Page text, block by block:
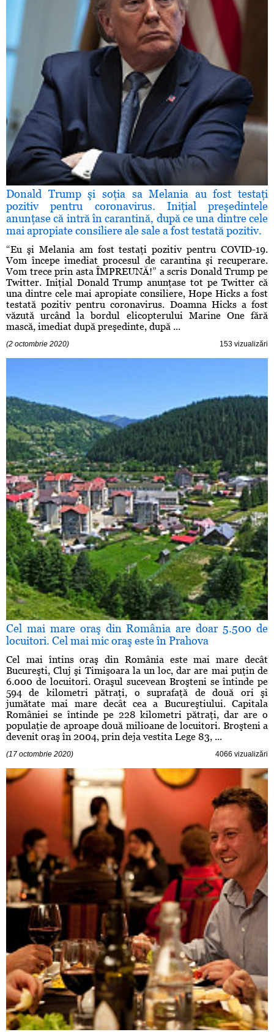
Donald Trump şi soţia sa Melania au fost testaţi
pozitiv pentru coronavirus. Iniţial preşedintele
anunţase că intră în carantină, după ce una dintre cele
mai apropiate consiliere ale sale a fost testată pozitiv.
“Eu şi Melania am fost testaţi pozitiv pentru COVID-19.
Vom începe imediat procesul de carantina şi recuperare.
Vom trece prin asta ÎMPREUNĂ!” a scris Donald Trump pe
Twitter. Iniţial Donald Trump anunţase tot pe Twitter că
una dintre cele mai apropiate consiliere, Hope Hicks a fost
testată pozitiv pentru coronavirus. Doamna Hicks a fost
văzută urcând la bordul elicopterului Marine One fără
mască, imediat după preşedinte, după ...
(2 octombrie 2020) 153 vizualizări
Cel mai mare oraş din România are doar 5.500 de
locuitori. Cel mai mic oraş este în Prahova
Cel mai întins oraş din România este mai mare decât
Bucureşti, Cluj şi Timişoara la un loc, dar are mai puţin de
6.000 de locuitori. Oraşul sucevean Broşteni se întinde pe
594 de kilometri pătraţi, o suprafaţă de două ori şi
jumătate mai mare decât cea a Bucureştiului. Capitala
României se întinde pe 228 kilometri pătraţi, dar are o
populaţie de aproape două milioane de locuitori. Broşteni a
devenit oraş în 2004, prin deja vestita Lege 83, ...
(17 octombrie 2020) 4066 vizualizări